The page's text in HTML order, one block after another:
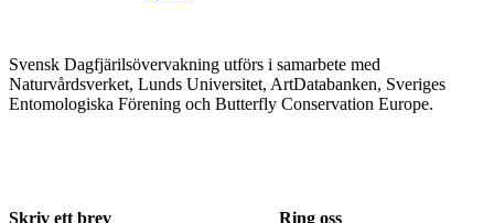
Svensk Dagfjärilsövervakning utförs i samarbete med
Naturvårdsverket, Lunds Universitet, ArtDatabanken, Sveriges
Entomologiska Förening och Butterfly Conservation Europe.
Skriv ett brev Ring oss